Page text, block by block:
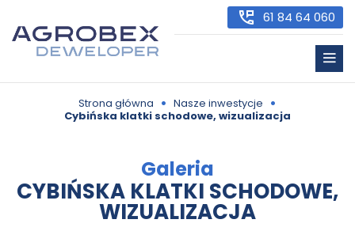
61 84 64 060
Strona główna • Nasze inwestycje •
Cybińska klatki schodowe, wizualizacja
Galeria
CYBIŃSKA KLATKI SCHODOWE,
WIZUALIZACJA